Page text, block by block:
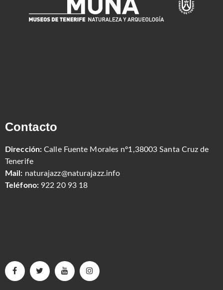
Contacto
Dirección: Calle Fuente Morales nº1,38003 Santa Cruz de
Tenerife
Mail: naturajazz@naturajazz.info
Teléfono: 922 20 93 18